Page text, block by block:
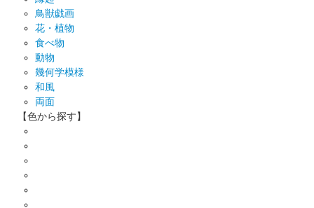
鳥獣戯画
花・植物
食べ物
動物
幾何学模様
和風
両面
【色から探す】